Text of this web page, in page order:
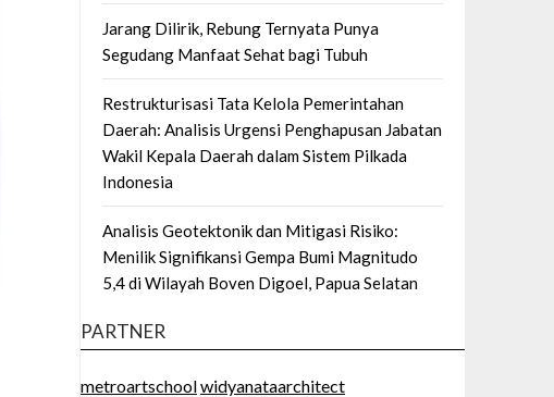
Jarang Dilirik, Rebung Ternyata Punya
Segudang Manfaat Sehat bagi Tubuh
Restrukturisasi Tata Kelola Pemerintahan
Daerah: Analisis Urgensi Penghapusan Jabatan
Wakil Kepala Daerah dalam Sistem Pilkada
Indonesia
Analisis Geotektonik dan Mitigasi Risiko:
Menilik Signifikansi Gempa Bumi Magnitudo
5,4 di Wilayah Boven Digoel, Papua Selatan
PARTNER
metroartschoolwidyanataarchitect